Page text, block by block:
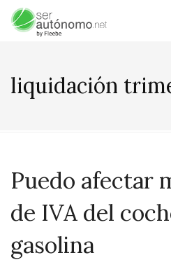
liquidación
Puedo afectar
de IVA del
gasolina